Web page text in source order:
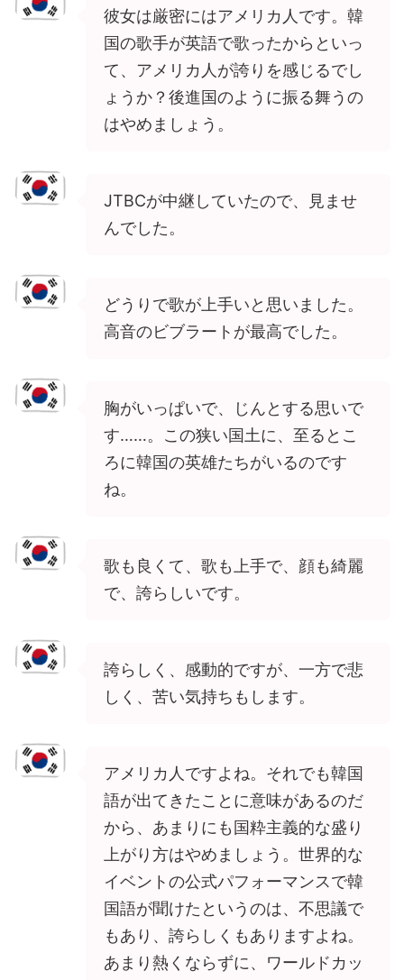
彼女は厳密にはアメリカ人です。韓
国の歌手が英語で歌ったからといっ
て、アメリカ人が誇りを感じるでし
ょうか？後進国のように振る舞うの
はやめましょう。
JTBCが中継していたので、見ませ
んでした。
どうりで歌が上手いと思いました。
高音のビブラートが最高でした。
胸がいっぱいで、じんとする思いで
す……。この狭い国土に、至るとこ
ろに韓国の英雄たちがいるのです
ね。
歌も良くて、歌も上手で、顔も綺麗
で、誇らしいです。
誇らしく、感動的ですが、一方で悲
しく、苦い気持ちもします。
アメリカ人ですよね。それでも韓国
語が出てきたことに意味があるのだ
から、あまりにも国粋主義的な盛り
上がり方はやめましょう。世界的な
イベントの公式パフォーマンスで韓
国語が聞けたというのは、不思議で
もあり、誇らしくもありますよね。
あまり熱くならずに、ワールドカッ